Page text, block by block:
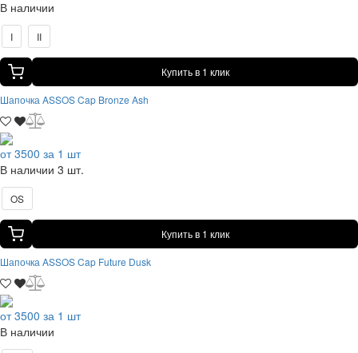
В наличии
I II
Купить в 1 клик
Шапочка ASSOS Cap Bronze Ash
от 3500 за 1 шт
В наличии 3 шт.
OS
Купить в 1 клик
Шапочка ASSOS Cap Future Dusk
от 3500 за 1 шт
В наличии